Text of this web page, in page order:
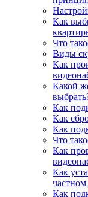
Как
Что
Виды
Как
Какой
Как
Как
Как
Что
Как
Как
Как